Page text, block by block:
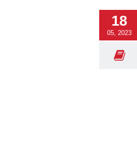
18
05, 2023